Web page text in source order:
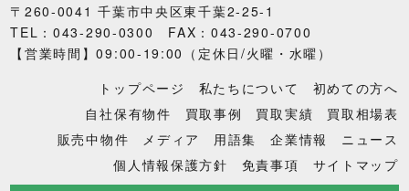
〒260-0041 千葉市中央区東千葉2-25-1
TEL：043-290-0300 FAX：043-290-0700
【営業時間】09:00-19:00（定休日/火曜・水曜）
トップページ
私たちについて
初めての方へ
自社保有物件
買取事例 買取実績
買取相場表
販売中物件
メディア 用語集 企業情報
ニュース
個人情報保護方針
免責事項 サイトマップ